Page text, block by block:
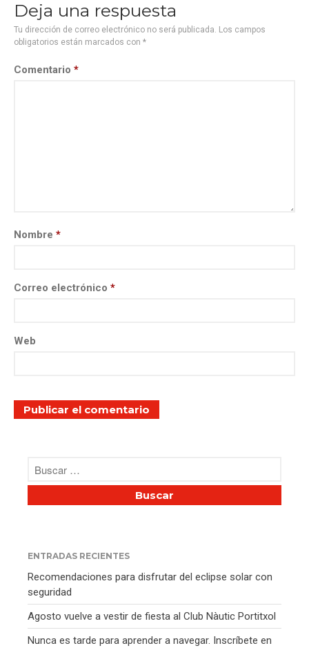
Deja una respuesta
Tu dirección de correo electrónico no será publicada. Los campos
obligatorios están marcados con *
Comentario *
Nombre *
Correo electrónico *
Web
ENTRADAS RECIENTES
Recomendaciones para disfrutar del eclipse solar con
seguridad
Agosto vuelve a vestir de fiesta al Club Nàutic Portitxol
Nunca es tarde para aprender a navegar. Inscríbete en